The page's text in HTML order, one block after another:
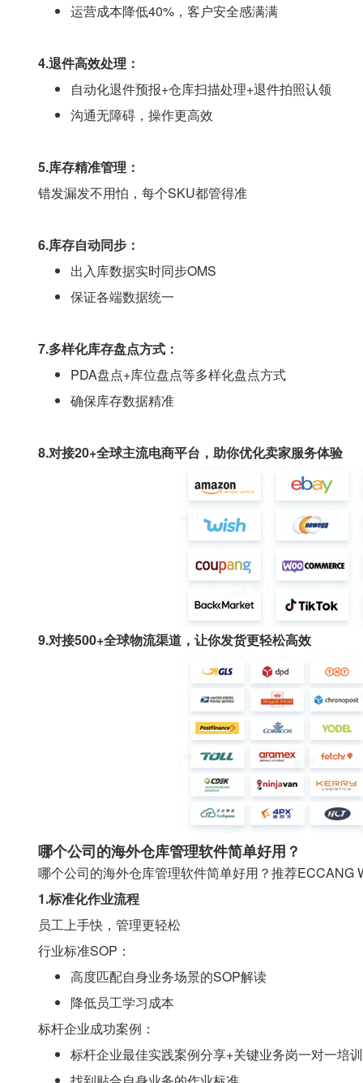
运营成本降低40%，客户安全感满满
4.退件高效处理：
自动化退件预报+仓库扫描处理+退件拍照认领
沟通无障碍，操作更高效
5.库存精准管理：
错发漏发不用怕，每个SKU都管得准
6.库存自动同步：
出入库数据实时同步OMS
保证各端数据统一
7.多样化库存盘点方式：
PDA盘点+库位盘点等多样化盘点方式
确保库存数据精准
8.对接20+全球主流电商平台，助你优化卖家服务体验
9.对接500+全球物流渠道，让你发货更轻松高效
哪个公司的海外仓库管理软件简单好用？
哪个公司的海外仓库管理软件简单好用？推荐
1.标准化作业流程
员工上手快，管理更轻松
行业标准SOP：
高度匹配自身业务场景的SOP解读
降低员工学习成本
标杆企业成功案例：
标杆企业最佳实践案例分享+关键业务岗一对一培